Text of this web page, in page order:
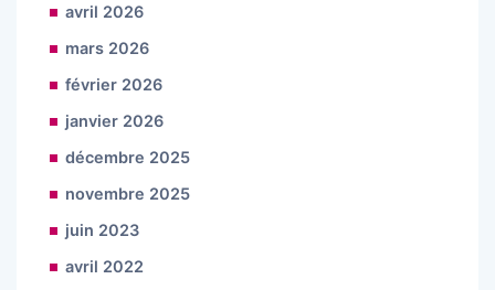
avril 2026
mars 2026
février 2026
janvier 2026
décembre 2025
novembre 2025
juin 2023
avril 2022